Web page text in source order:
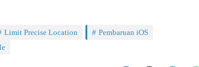
Limit Precise Location
Pembaruan iOS